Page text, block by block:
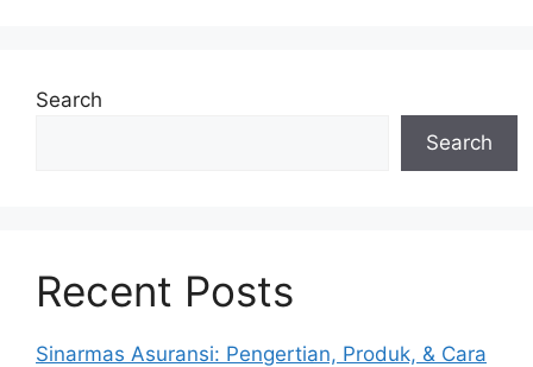
Search
Search
Recent Posts
Sinarmas Asuransi: Pengertian, Produk, & Cara